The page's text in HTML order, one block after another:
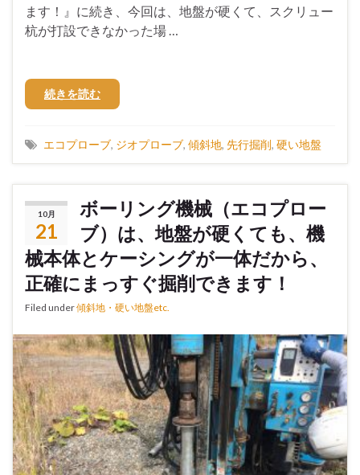
ます！』に続き、今回は、地盤が硬くて、スクリュー
杭が打設できなかった場 …
続きを読む
エコプローブ, ジオプローブ, 傾斜地, 先行掘削, 硬い地盤
10月
21
ボーリング機械（エコプロー
ブ）は、地盤が硬くても、機
械本体とケーシングが一体だから、
正確にまっすぐ掘削できます！
Filed under傾斜地・硬い地盤etc.